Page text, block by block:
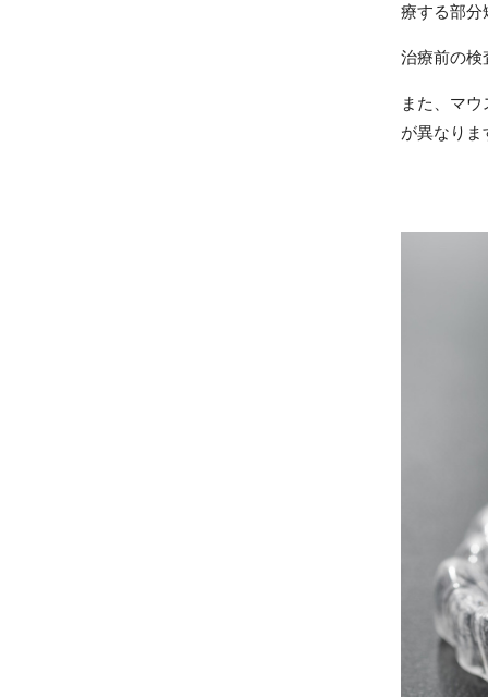
療する部
治療前の検
また、マ
が異なりま